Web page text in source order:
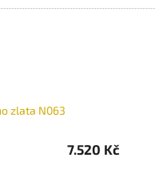
zlata N063
7.520 Kč